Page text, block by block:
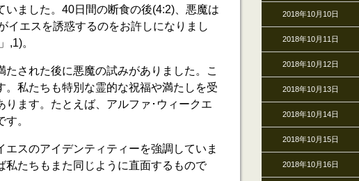
ました。40日間の断食の後(4:2)、悪魔は
イエスを誘惑するのをお許しになりまし
」,1)。
された後に悪魔の試みがありました。こ
私たちも特別な霊的な祝福や満たしを受
ます。たとえば、アルファ･ウィークエ
。
スのアイデンティティーを強調していま
たちもまた同じように直面するもので
2018年10月10日
2018年10月11日
2018年10月12日
2018年10月13日
2018年10月14日
2018年10月15日
2018年10月16日